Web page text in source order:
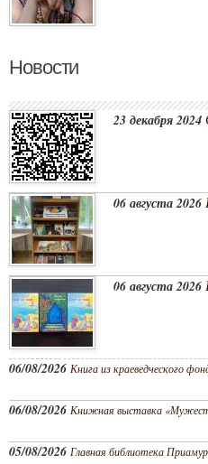
Новости
23 декабря 2024
06 августа 2026
06 августа 2026
06/08/2026 Книга из краеведческого
06/08/2026 Книжная выставка
05/08/2026 Главная библиотека